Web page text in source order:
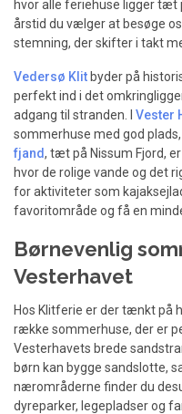
hvor alle feriehuse ligger tæt
årstid du vælger at besøge
stemning, der skifter i takt
Vedersø Klit byder på
perfekt ind i det
adgang til stranden. I Vester
sommerhuse med god plads,
fjand, tæt på Nissum Fjord,
hvor de rolige vande og det
for aktiviteter som
favoritområde og få en
Børnevenlig
Vesterhavet
Hos Klitferie er der tænkt på
række sommerhuse, der er
Vesterhavets brede
børn kan bygge sandslotte,
nærområderne finder du
dyreparker, legepladser og